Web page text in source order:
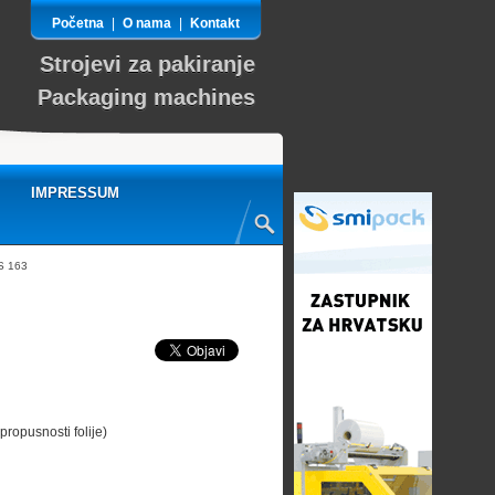
Početna O nama Kontakt
Strojevi za pakiranje
Packaging machines
IMPRESSUM
163
folije)